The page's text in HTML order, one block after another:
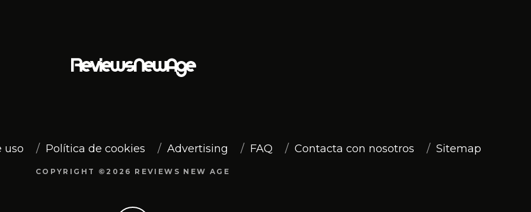
uso Política de cookies Advertising FAQ Contacta con nosotros Sitemap
COPYRIGHT ©2026 REVIEWS NEW AGE